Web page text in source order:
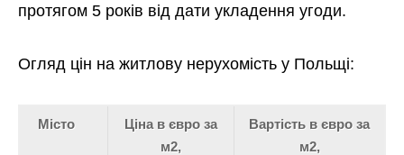
протягом 5 років від дати укладення угоди.
Огляд цін на житлову нерухомість у Польщі:
Місто
Ціна в євро за
м2,
Вартість в євро за
м2,